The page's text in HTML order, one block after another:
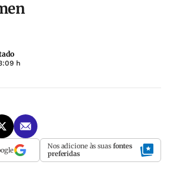
h
Nos adicione às suas fontes
preferidas